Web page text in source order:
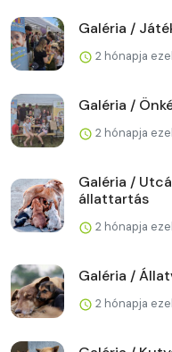
Galéria /
2 hónapja
Galéria /
2 hónapja
Galéria /
állattartás
2 hónapja
Galéria /
2 hónapja